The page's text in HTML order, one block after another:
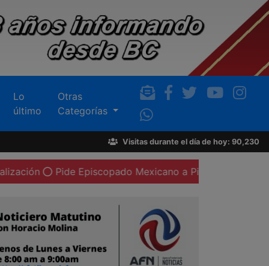
Lo
último
Otras
Categorías
Visitas durante el día de hoy: 90,230
Pide Episcopado Mexicano a Pietro Parolin gestionar